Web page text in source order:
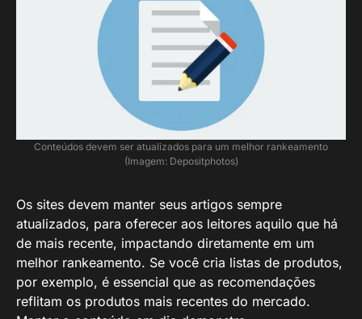
Conteúdos devem ser atualizados para um melhor rankeamento
(Imagem: Depositphotos)
Os sites devem manter seus artigos sempre
atualizados, para oferecer aos leitores aquilo que há
de mais recente, impactando diretamente em um
melhor rankeamento. Se você cria listas de produtos,
por exemplo, é essencial que as recomendações
reflitam os produtos mais recentes do mercado.